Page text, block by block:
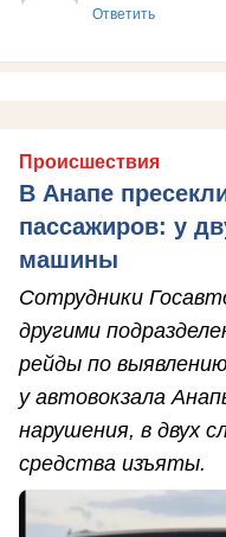
Ответить
Происшествия
В Анапе
пассажиров: у
машины
Сотрудники
другими
рейды по
у автовокзала
нарушения, в двух
средства изъяты.